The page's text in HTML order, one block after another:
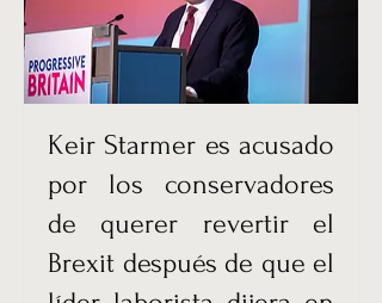
Keir Starmer es acusado
por los conservadores
de querer revertir el
Brexit después de que el